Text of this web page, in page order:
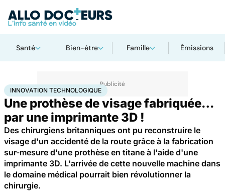
Santé Bien-être Famille Émissions
AccueilSantéInnovation technologique
INNOVATION TECHNOLOGIQUE
Une prothèse de visage fabriquée…
par une imprimante 3D !
Des chirurgiens britanniques ont pu reconstruire le
visage d'un accidenté de la route grâce à la fabrication
sur-mesure d'une prothèse en titane à l'aide d'une
imprimante 3D. L'arrivée de cette nouvelle machine dans
le domaine médical pourrait bien révolutionner la
chirurgie.